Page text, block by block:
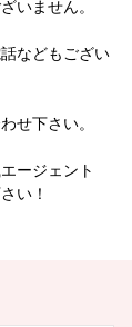
いません。
などもござい
せ下さい。
ージェント
い！